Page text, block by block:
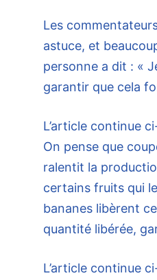
Les
astuce, et
personne a dit : «
garantir que cela
L’article continue
On pense que
ralentit la
certains fruits qui
bananes libèrent
quantité libérée,
L’article continue